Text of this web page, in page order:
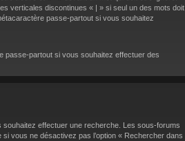
verticales discontinues « | » si seul un des mots doit
passe-partout si vous souhaitez
passe-partout si vous souhaitez effectuer des
effectuer une recherche. Les sous-forums
vous ne désactivez pas l’option « Rechercher dans